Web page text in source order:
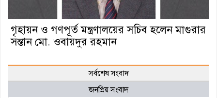
গৃহায়ন ও গণপূর্ত মন্ত্রণালয়ের সচিব হলেন মাগুরার
সন্তান মো. ওবায়দুর রহমান
সর্বশেষ সংবাদ
জনপ্রিয় সংবাদ